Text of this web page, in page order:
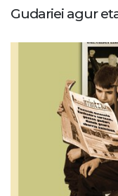
Gudariei agur